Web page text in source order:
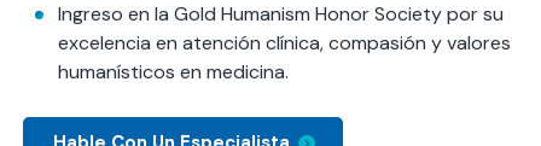
Ingreso en la Gold Humanism Honor Society por su
excelencia en atención clínica, compasión y valores
humanísticos en medicina.